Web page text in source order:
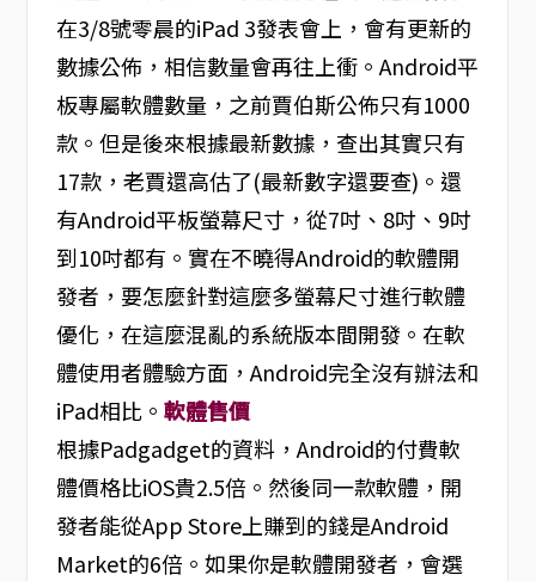
在3/8號零晨的iPad 3發表會上，會有更新的
數據公佈，相信數量會再往上衝。Android平
板專屬軟體數量，之前賈伯斯公佈只有1000
款。但是後來根據最新數據，查出其實只有
17款，老賈還高估了(最新數字還要查)。還
有Android平板螢幕尺寸，從7吋、8吋、9吋
到10吋都有。實在不曉得Android的軟體開
發者，要怎麼針對這麼多螢幕尺寸進行軟體
優化，在這麼混亂的系統版本間開發。在軟
體使用者體驗方面，Android完全沒有辦法和
iPad相比。 軟體售價
根據Padgadget的資料，Android的付費軟
體價格比iOS貴2.5倍。然後同一款軟體，開
發者能從App Store上賺到的錢是Android
Market的6倍。如果你是軟體開發者，會選